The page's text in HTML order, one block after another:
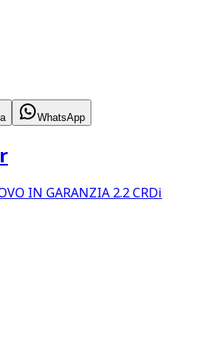
WhatsApp
IN GARANZIA 2.2 CRDi